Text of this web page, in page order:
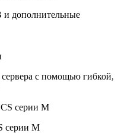
сервера с помощью гибкой,
серии M